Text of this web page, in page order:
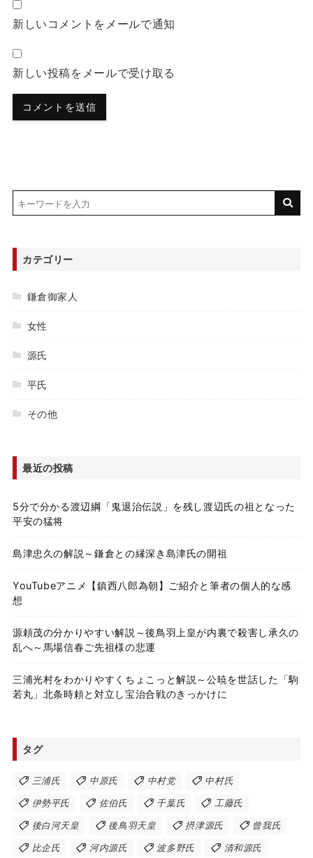
新しいコメントをメールで通知
新しい投稿をメールで受け取る
カテゴリー
鎌倉御家人
女性
源氏
平氏
その他
最近の投稿
5分で分かる渡辺綱「鬼退治伝説」を残し渡辺氏の祖となった
平安の猛将
島津忠久の解説～鎌倉との縁深き島津氏の開祖
YouTubeアニメ【鎮西八郎為朝】ご紹介と筆者の個人的な感
想
源頼茂の分かりやすい解説～後鳥羽上皇が内裏で殺害し承久の
乱へ～馬場信春ご先祖様の悲運
三浦光村をわかりやすくちょこっと解説～公暁を世話した「駒
若丸」北条時頼と対立し宝治合戦のきっかけに
タグ
三浦氏 中原氏 中村党 中村氏
伊勢平氏 佐伯氏 千葉氏 工藤氏
後白河天皇 後鳥羽天皇 摂津源氏 曾我氏
比企氏 河内源氏 波多野氏 清和源氏